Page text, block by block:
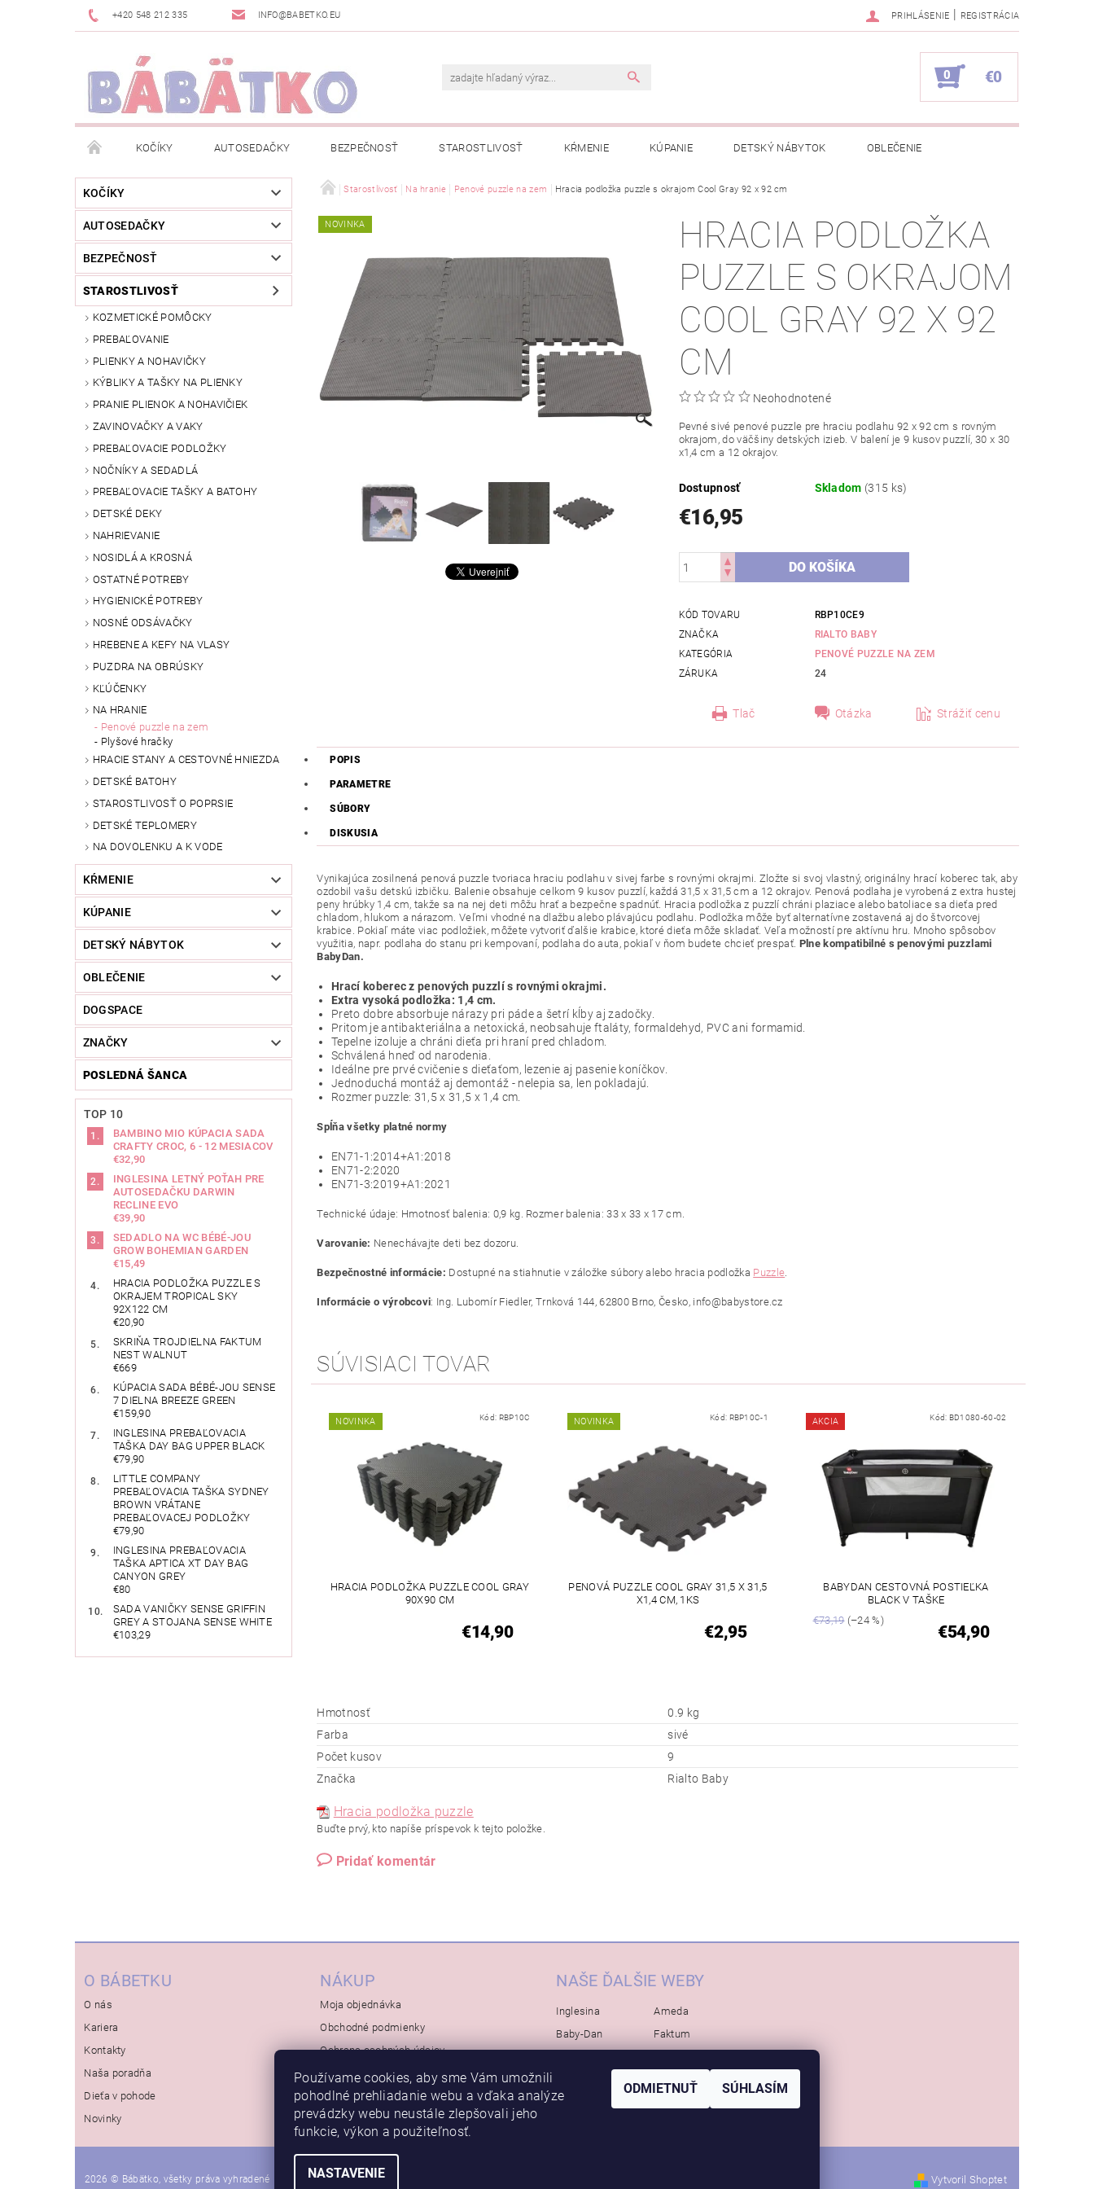
+420 548 212 335 INFO@BABETKO.EU PRIHLÁSENIE | REGISTRÁCIA
0 €0
KOČÍKY AUTOSEDAČKY BEZPEČNOSŤ STAROSTLIVOSŤ KŔMENIE KÚPANIE DETSKÝ NÁBYTOK OBLEČENIE
DOGSPACE POSLEDNÁ ŠANCA OBCHODNÉ PODMIENKY OCHRANA OSOBNÝCH ÚDAJOV NAPÍŠTE NÁM
NOVINKY MOJA OBJEDNÁVKA
KOČÍKY
AUTOSEDAČKY
BEZPEČNOSŤ
STAROSTLIVOSŤ
KOZMETICKÉ POMÔCKY
PREBAĽOVANIE
PLIENKY A NOHAVIČKY
KÝBLIKY A TAŠKY NA PLIENKY
PRANIE PLIENOK A NOHAVIČIEK
ZAVINOVAČKY A VAKY
PREBAĽOVACIE PODLOŽKY
NOČNÍKY A SEDADLÁ
PREBAĽOVACIE TAŠKY A BATOHY
DETSKÉ DEKY
NAHRIEVANIE
NOSIDLÁ A KROSNÁ
OSTATNÉ POTREBY
HYGIENICKÉ POTREBY
NOSNÉ ODSÁVAČKY
HREBENE A KEFY NA VLASY
PUZDRA NA OBRÚSKY
KĽÚČENKY
NA HRANIE
Penové puzzle na zem
Plyšové hračky
HRACIE STANY A CESTOVNÉ HNIEZDA
DETSKÉ BATOHY
STAROSTLIVOSŤ O POPRSIE
DETSKÉ TEPLOMERY
NA DOVOLENKU A K VODE
KŔMENIE
KÚPANIE
DETSKÝ NÁBYTOK
OBLEČENIE
DOGSPACE
ZNAČKY
POSLEDNÁ ŠANCA
TOP 10
BAMBINO MIO KÚPACIA SADA
CRAFTY CROC, 6 - 12 MESIACOV
€32,90
INGLESINA LETNÝ POŤAH PRE
AUTOSEDAČKU DARWIN
RECLINE EVO
€39,90
SEDADLO NA WC BÉBÉ-JOU
GROW BOHEMIAN GARDEN
€15,49
HRACIA PODLOŽKA PUZZLE S
OKRAJEM TROPICAL SKY
92X122 CM
€20,90
SKRIŇA TROJDIELNA FAKTUM
NEST WALNUT
€669
KÚPACIA SADA BÉBÉ-JOU SENSE
7 DIELNA BREEZE GREEN
€159,90
INGLESINA PREBAĽOVACIA
TAŠKA DAY BAG UPPER BLACK
€79,90
LITTLE COMPANY
PREBAĽOVACIA TAŠKA SYDNEY
BROWN VRÁTANE
PREBAĽOVACEJ PODLOŽKY
€79,90
INGLESINA PREBAĽOVACIA
TAŠKA APTICA XT DAY BAG
CANYON GREY
€80
SADA VANIČKY SENSE GRIFFIN
GREY A STOJANA SENSE WHITE
€103,29
Starostlivosť Na hranie Penové puzzle na zem Hracia podložka puzzle s okrajom Cool Gray 92 x 92 cm
NOVINKA
HRACIA PODLOŽKA
PUZZLE S OKRAJOM
COOL GRAY 92 X 92
CM
Neohodnotené
Pevné sivé penové puzzle pre hraciu podlahu 92 x 92 cm s rovným
okrajom, do väčšiny detských izieb. V balení je 9 kusov puzzlí, 30 x 30
x1,4 cm a 12 okrajov.
Dostupnosť Skladom (315 ks)
€16,95
KÓD TOVARU
RBP10CE9
ZNAČKA
RIALTO BABY
KATEGÓRIA
PENOVÉ PUZZLE NA ZEM
ZÁRUKA
24
Tlač Otázka Strážiť cenu
POPIS
PARAMETRE
SÚBORY
DISKUSIA
Vynikajúca zosilnená penová puzzle tvoriaca hraciu podlahu v sivej farbe s rovnými okrajmi. Zložte si svoj vlastný, originálny hrací koberec tak, aby
ozdobil vašu detskú izbičku. Balenie obsahuje celkom 9 kusov puzzlí, každá 31,5 x 31,5 cm a 12 okrajov. Penová podlaha je vyrobená z extra hustej
peny hrúbky 1,4 cm, takže sa na nej deti môžu hrať a bezpečne spadnúť. Hracia podložka z puzzlí chráni plaziace alebo batoliace sa dieťa pred
chladom, hlukom a nárazom. Veľmi vhodné na dlažbu alebo plávajúcu podlahu. Podložka môže byť alternatívne zostavená aj do štvorcovej
krabice. Pokiaľ máte viac podložiek, môžete vytvoriť ďalšie krabice, ktoré dieťa môže skladať. Veľa možností pre aktívnu hru. Mnoho spôsobov
využitia, napr. podlaha do stanu pri kempovaní, podlaha do auta, pokiaľ v ňom budete chcieť prespať. Plne kompatibilné s penovými puzzlami
BabyDan.
Hrací koberec z penových puzzlí s rovnými okrajmi.
Extra vysoká podložka: 1,4 cm.
Preto dobre absorbuje nárazy pri páde a šetrí kĺby aj zadočky.
Pritom je antibakteriálna a netoxická, neobsahuje ftaláty, formaldehyd, PVC ani formamid.
Tepelne izoluje a chráni dieťa pri hraní pred chladom.
Schválená hneď od narodenia.
Ideálne pre prvé cvičenie s dieťaťom, lezenie aj pasenie koníčkov.
Jednoduchá montáž aj demontáž - nelepia sa, len pokladajú.
Rozmer puzzle: 31,5 x 31,5 x 1,4 cm.
Spĺňa všetky platné normy
EN71-1:2014+A1:2018
EN71-2:2020
EN71-3:2019+A1:2021
Technické údaje: Hmotnosť balenia: 0,9 kg. Rozmer balenia: 33 x 33 x 17 cm.
Varovanie: Nenechávajte deti bez dozoru.
Bezpečnostné informácie: Dostupné na stiahnutie v záložke súbory alebo hracia podložka Puzzle.
Informácie o výrobcovi: Ing. Lubomír Fiedler, Trnková 144, 62800 Brno, Česko, info@babystore.cz
SÚVISIACI TOVAR
NOVINKA Kód: RBP10C
HRACIA PODLOŽKA PUZZLE COOL GRAY
90X90 CM
€14,90
NOVINKA Kód: RBP10C-1
PENOVÁ PUZZLE COOL GRAY 31,5 X 31,5
X1,4 CM, 1KS
€2,95
AKCIA Kód: BD1080-60-02
BABYDAN CESTOVNÁ POSTIEĽKA
BLACK V TAŠKE
€73,19(–24 %)
€54,90
Hmotnosť
0.9 kg
Farba
sivé
Počet kusov
9
Značka
Rialto Baby
Hracia podložka puzzle
Buďte prvý, kto napíše príspevok k tejto položke.
Pridať komentár
O BÁBETKU
O nás
Kariera
Kontakty
Naša poradňa
Dieťa v pohode
Novinky
NÁKUP
Moja objednávka
Obchodné podmienky
Ochrana osobných údajov
NAŠE ĎALŠIE WEBY
Inglesina
Baby-Dan
Avova
Ameda
Faktum
Bambino-Mio
2026 © Bábätko, všetky práva vyhradené Vytvoril Shoptet
Používame cookies, aby sme Vám umožnili
pohodlné prehliadanie webu a vďaka analýze
prevádzky webu neustále zlepšovali jeho
funkcie, výkon a použiteľnosť.
NASTAVENIE
ODMIETNUŤ SÚHLASÍM